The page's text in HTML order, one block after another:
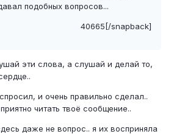
подобных вопросов...
40665[/snapback]
эти слова, а слушай и делай то,
и очень правильно сделал..
читать твоё сообщение..
даже не вопрос.. я их восприняла